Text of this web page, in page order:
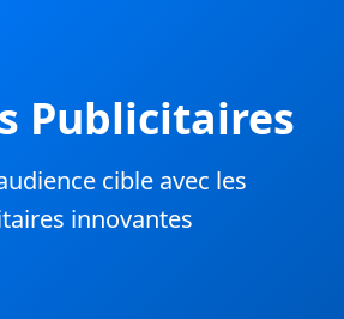
Publicitaires
cible avec les
innovantes